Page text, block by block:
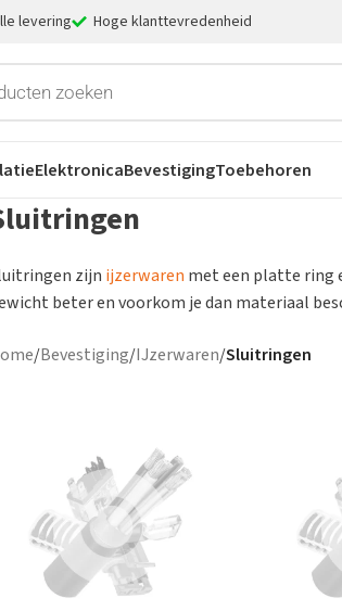
levering Hoge klanttevredenheid
ElektronicaBevestigingToebehoren
zijn ijzerwaren met een platte ring
beter en voorkom je dan materiaal
/Bevestiging/IJzerwaren/Sluitringen